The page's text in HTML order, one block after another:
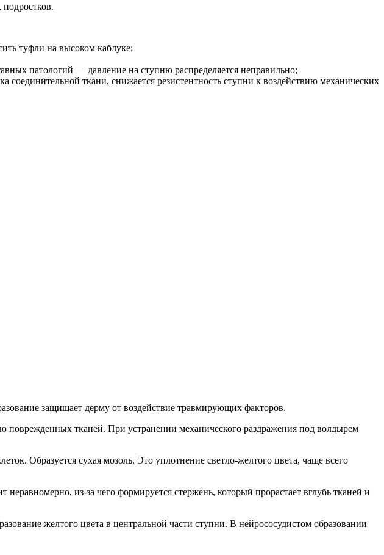
туфли на высоком каблуке;
патологий — давление на ступню распределяется неправильно;
ткани, снижается резистентность ступни к воздействию механических
защищает дерму от воздействие травмирующих факторов.
поврежденных тканей. При устранении механического раздражения под волдырем
Образуется сухая мозоль. Это уплотнение светло-желтого цвета, чаще всего
из-за чего формируется стержень, который прорастает вглубь тканей и
желтого цвета в центральной части ступни. В нейрососудистом образовании